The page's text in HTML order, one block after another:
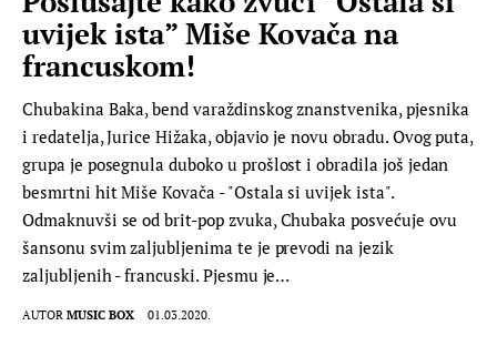
FILM
MUSIC BOX
uvijek ista” Miše Kovača na
francuskom!
Chubakina Baka, bend varaždinskog znanstvenika, pjesnika
i redatelja, Jurice Hižaka, objavio je novu obradu. Ovog puta,
grupa je posegnula duboko u prošlost i obradila još jedan
besmrtni hit Miše Kovača - "Ostala si uvijek ista".
Odmaknuvši se od brit-pop zvuka, Chubaka posvećuje ovu
šansonu svim zaljubljenima te je prevodi na jezik
zaljubljenih - francuski. Pjesmu je…
AUTOR MUSIC BOX 01.03.2020.